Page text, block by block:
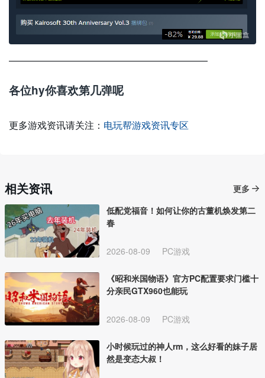
—————————————————————
各位hy你喜欢第几弹呢
更多游戏资讯请关注： 电玩帮游戏资讯专区
相关资讯
更多
低配党福音！如何让你的古董机焕发第二
春
2026-08-09 PC游戏
《昭和米国物语》官方PC配置要求门槛十
分亲民GTX960也能玩
2026-08-09 PC游戏
小时候玩过的神人rm，这么好看的妹子居
然是变态大叔！